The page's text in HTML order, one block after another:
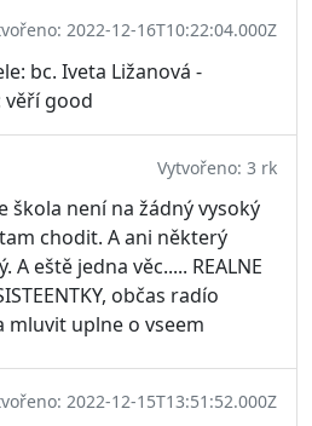
2022-12-16T10:22:04.000Z
bc. Iveta Ližanová -
věří good
Vytvořeno: 3 rk
škola není na žádný vysoký
chodit. A ani některý
eště jedna věc..... REALNE
občas radío
mluvit uplne o vseem
2022-12-15T13:51:52.000Z